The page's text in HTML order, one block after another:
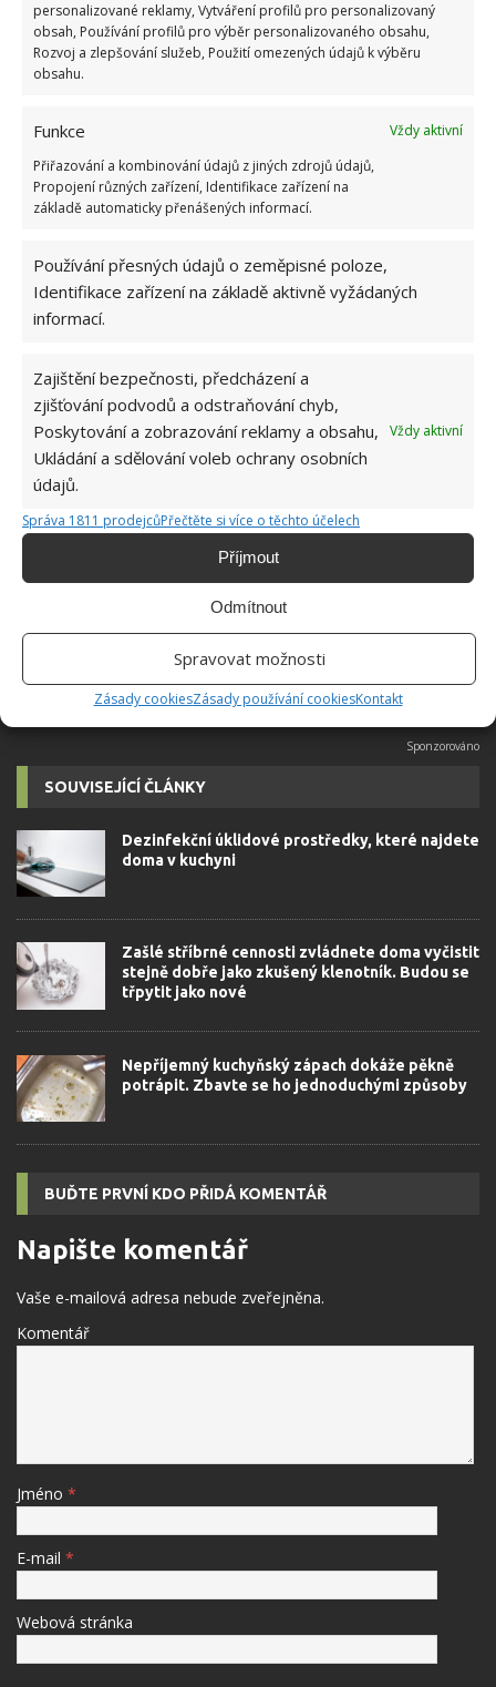
personalizované reklamy, Vytváření profilů pro personalizovaný
obsah, Používání profilů pro výběr personalizovaného obsahu,
Rozvoj a zlepšování služeb, Použití omezených údajů k výběru
obsahu.
Funkce
Vždy aktivní
Přiřazování a kombinování údajů z jiných zdrojů údajů,
Propojení různých zařízení, Identifikace zařízení na
základě automaticky přenášených informací.
Používání přesných údajů o zeměpisné poloze,
Identifikace zařízení na základě aktivně vyžádaných
informací.
Zajištění bezpečnosti, předcházení a
zjišťování podvodů a odstraňování chyb,
Poskytování a zobrazování reklamy a obsahu,
Ukládání a sdělování voleb ochrany osobních
údajů.
Vždy aktivní
Správa 1811 prodejcůPřečtěte si více o těchto účelech
Příjmout
Odmítnout
Spravovat možnosti
Zásady cookiesZásady používání cookiesKontakt
ČIŠTĚNÍ MYTÍ SPORÁKU PLYNOVÝ SPORÁK
ÚKLID
Přidejte svůj názor
KOMENTOVAT
Do redakce Bydlimeutulne.cz se
přidala během svých studií a práce
redaktorky ji tak nadchla, že se
rozhodla zůstat. Její v...
autorovi]
SOUVISEJÍCÍ ČLÁNKY
Dezinfekční úklidové prostředky, které najdete
doma v kuchyni
Zašlé stříbrné cennosti zvládnete doma vyčistit
stejně dobře jako zkušený klenotník. Budou se
třpytit jako nové
Nepříjemný kuchyňský zápach dokáže pěkně
potrápit. Zbavte se ho jednoduchými způsoby
BUĎTE PRVNÍ KDO PŘIDÁ KOMENTÁŘ
Napište komentář
Vaše e-mailová adresa nebude zveřejněna.
Komentář
Jméno *
E-mail *
Webová stránka